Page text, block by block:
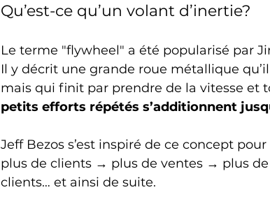
Qu’est-ce qu’un volant d’inertie?
Le terme "flywheel" a été popularisé par
Il y décrit une grande roue métallique
mais qui finit par prendre de la vitesse et
petits efforts répétés s’additionnent
Jeff Bezos s’est inspiré de ce concept
plus de clients → plus de ventes → plus
clients… et ainsi de suite.